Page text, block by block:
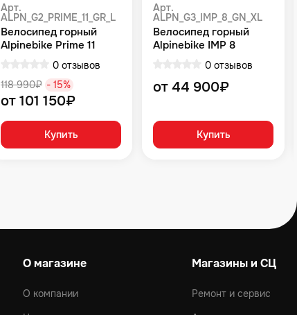
Арт.
ALPN_G2_PRIME_11_GR_L
Велосипед горный
Alpinebike Prime 11
громовой серый0 отзывов
118 990₽ - 15%
от 101 150₽
Купить
Арт.
ALPN_G3_IMP_8_GN_XL
Велосипед горный
Alpinebike IMP 8
0 отзывов
от 44 900₽
Купить
О магазине
О компании
Магазины и СЦ
Ремонт и сервис